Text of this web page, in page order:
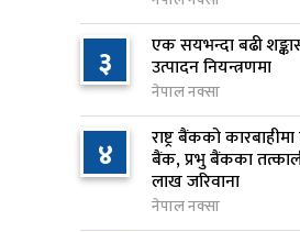
६
सिद्धबाबा सुरुङ
करोड खर्च, २०८३
समयसीमा
१७ घण्टा अघि
७
निम्सदाइसहित चार
बेस क्याम्पमा ल्याइयो
१ दिन अघि
३ एक सयभन्दा बढी
उत्पादन नियन्त्रणमा
नेपाल नक्सा
४ राष्ट्र बैंकको
बैंक, प्रभु बैंकका
लाख जरिवाना
नेपाल नक्सा